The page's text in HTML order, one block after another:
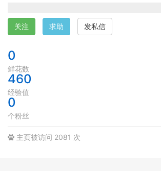
关注 求助 发私信
0
鲜花数
460
经验值
0
个粉丝
主页被访问 2081 次